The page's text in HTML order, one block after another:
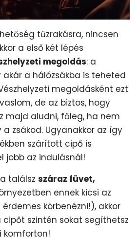
tűzrakásra, nincsen
a első két lépés
megoldás: a
akár a hálózsákba is teheted
megoldásként ezt
de az biztos, hogy
majd aludni, főleg, ha nem
zsákod. Ugyanakkor az így
szárított cipő is
jobb az indulásnál!
találsz száraz füvet,
ennek kicsi az
körbenézni!), akkor
cipőt szintén sokat segíthetsz
komforton!